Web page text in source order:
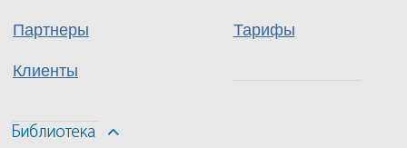
Партнеры
Клиенты
Тарифы